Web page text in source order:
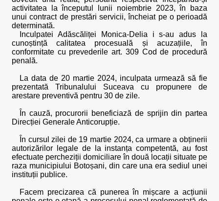
activitatea la începutul lunii noiembrie 2023, în baza
unui contract de prestări servicii, încheiat pe o perioadă
determinată.
Inculpatei Adăscăliței Monica-Delia i s-au adus la
cunoștință calitatea procesuală și acuzațiile, în
conformitate cu prevederile art. 309 Cod de procedură
penală.
La data de 20 martie 2024, inculpata urmează să fie
prezentată Tribunalului Suceava cu propunere de
arestare preventivă pentru 30 de zile.
În cauză, procurorii beneficiază de sprijin din partea
Direcției Generale Anticorupție.
În cursul zilei de 19 martie 2024, ca urmare a obținerii
autorizărilor legale de la instanța competentă, au fost
efectuate percheziții domiciliare în două locații situate pe
raza municipiului Botoșani, din care una era sediul unei
instituții publice.
Facem precizarea că punerea în mișcare a acțiunii